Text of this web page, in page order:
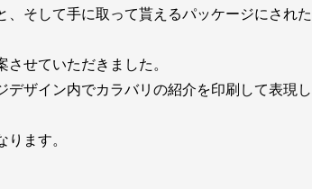
そして手に取って貰えるパッケージにされた
せていただきました。
ザイン内でカラバリの紹介を印刷して表現し
ます。